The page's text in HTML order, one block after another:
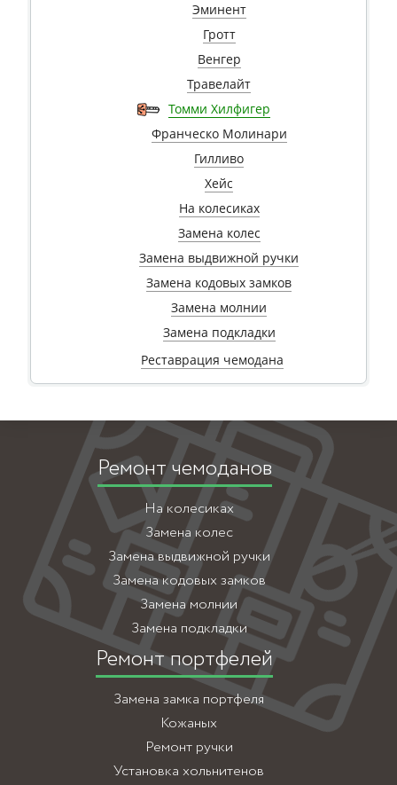
Эминент
Гротт
Венгер
Травелайт
Томми Хилфигер
Франческо Молинари
Гилливо
Хейс
На колесиках
Замена колес
Замена выдвижной ручки
Замена кодовых замков
Замена молнии
Замена подкладки
Реставрация чемодана
Ремонт чемоданов
На колесиках
Замена колес
Замена выдвижной ручки
Замена кодовых замков
Замена молнии
Замена подкладки
Ремонт портфелей
Замена замка портфеля
Кожаных
Ремонт ручки
Установка хольнитенов